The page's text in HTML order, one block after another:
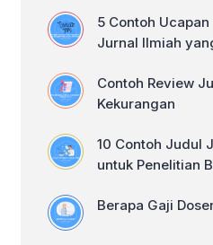
terbaik
Jenis
5 Contoh
Jurnal Ilmiah
Contoh Review
Kekurangan
10 Contoh Judul
untuk Penelitian
Berapa Gaji